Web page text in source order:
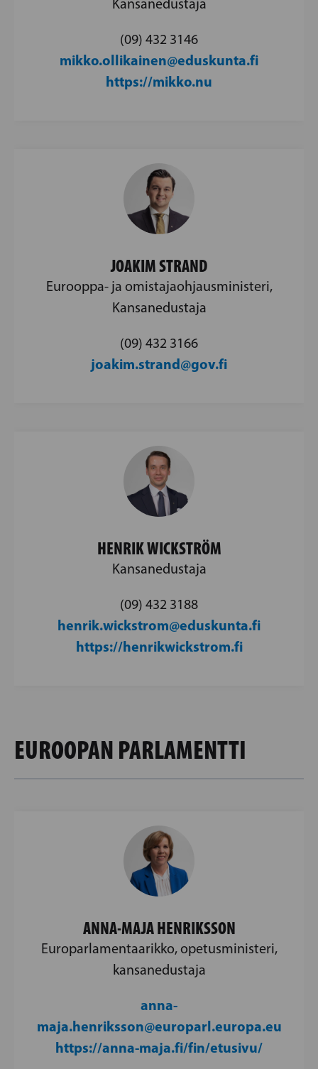
Kansanedustaja
(09) 432 3146
mikko.ollikainen@eduskunta.fi
https://mikko.nu
JOAKIM STRAND
Eurooppa- ja omistajaohjausministeri,
Kansanedustaja
(09) 432 3166
joakim.strand@gov.fi
HENRIK WICKSTRÖM
Kansanedustaja
(09) 432 3188
henrik.wickstrom@eduskunta.fi
https://henrikwickstrom.fi
EUROOPAN PARLAMENTTI
ANNA-MAJA HENRIKSSON
Europarlamentaarikko, opetusministeri,
kansanedustaja
anna-
maja.henriksson@europarl.europa.eu
https://anna-maja.fi/fin/etusivu/